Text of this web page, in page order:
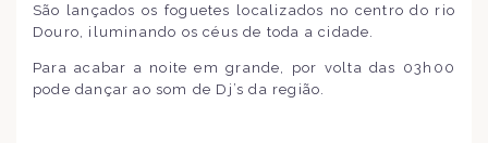
São lançados os foguetes localizados no centro do rio
Douro, iluminando os céus de toda a cidade.
Para acabar a noite em grande, por volta das 03h00
pode dançar ao som de Dj’s da região.